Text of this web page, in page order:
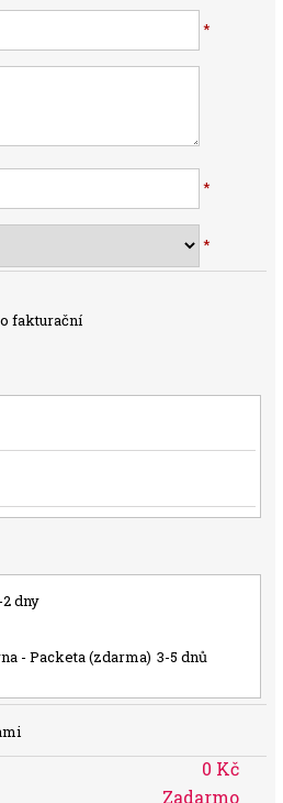
*
*
*
fakturační
2 dny
- Packeta (zdarma) 3-5 dnů
0 Kč
Zadarmo